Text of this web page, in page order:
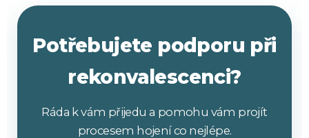
Potřebujete podporu při
rekonvalescenci?
Ráda k vám přijedu a pomohu vám projít
procesem hojení co nejlépe.